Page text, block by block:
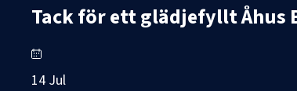
Tack för ett glädjefyllt Åhus
14 Jul